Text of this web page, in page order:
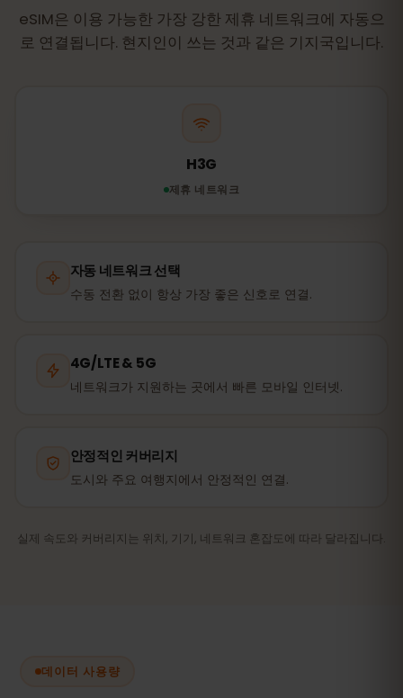
eSIM은 이용 가능한 가장 강한 제휴 네트워크에 자동으
로 연결됩니다. 현지인이 쓰는 것과 같은 기지국입니다.
H3G
제휴 네트워크
자동 네트워크 선택
수동 전환 없이 항상 가장 좋은 신호로 연결.
4G/LTE & 5G
네트워크가 지원하는 곳에서 빠른 모바일 인터넷.
안정적인 커버리지
도시와 주요 여행지에서 안정적인 연결.
실제 속도와 커버리지는 위치, 기기, 네트워크 혼잡도에 따라 달라집니다.
데이터 사용량